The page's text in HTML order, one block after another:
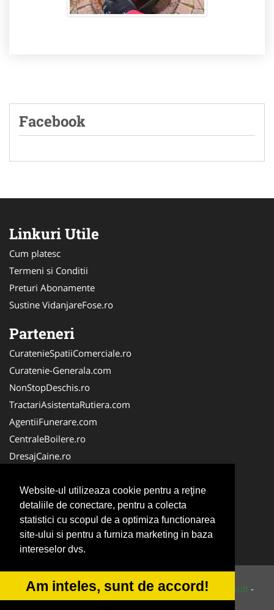
Website-ul utilizeaza cookie pentru a reţine
detaliile de conectare, pentru a colecta
statistici cu scopul de a optimiza functionarea
site-ului si pentru a furniza marketing in baza
intereselor dvs.
Am inteles, sunt de accord!
Facebook
Linkuri Utile
Cum platesc
Termeni si Conditii
Preturi Abonamente
Sustine VidanjareFose.ro
Parteneri
CuratenieSpatiiComerciale.ro
Curatenie-Generala.com
NonStopDeschis.ro
TractariAsistentaRutiera.com
AgentiiFunerare.com
CentraleBoilere.ro
DresajCaine.ro
Alpinist-Utilitar.com
Birouri-Cadastru.ro
FirmaTractariAuto.ro
Service-Reparatii.com
© 2014-2026 Powered byVilonMedia&Tokaido Consult -
ANPC SOL